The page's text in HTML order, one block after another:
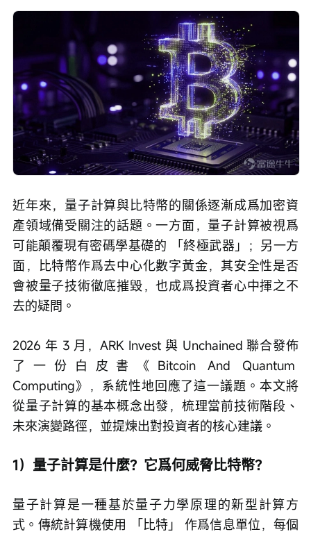
近年來，量子計算與比特幣的關係逐漸成爲加密資
產領域備受關注的話題。一方面，量子計算被視爲
可能顛覆現有密碼學基礎的 「終極武器」；另一方
面，比特幣作爲去中心化數字黃金，其安全性是否
會被量子技術徹底摧毀，也成爲投資者心中揮之不
去的疑問。
2026 年 3 月，ARK Invest 與 Unchained 聯合發佈
了一份白皮書《Bitcoin And Quantum
Computing》，系統性地回應了這一議題。本文將
從量子計算的基本概念出發，梳理當前技術階段、
未來演變路徑，並提煉出對投資者的核心建議。
1）量子計算是什麼？它爲何威脅比特幣？
量子計算是一種基於量子力學原理的新型計算方
式。傳統計算機使用 「比特」 作爲信息單位，每個